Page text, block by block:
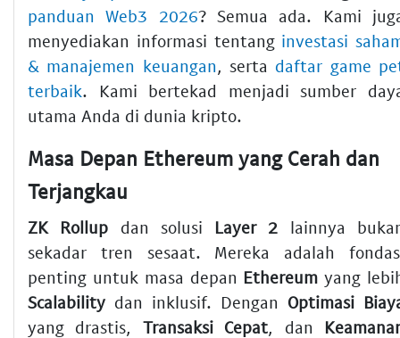
panduan Web3 2026? Semua ada. Kami
menyediakan informasi tentang investasi
& manajemen keuangan, serta daftar game
terbaik. Kami bertekad menjadi sumber
utama Anda di dunia kripto.
Masa Depan Ethereum yang Cerah dan
Terjangkau
ZK Rollup dan solusi Layer 2 lainnya
sekadar tren sesaat. Mereka adalah
penting untuk masa depan Ethereum yang
Scalability dan inklusif. Dengan Optimasi
yang drastis, Transaksi Cepat , dan